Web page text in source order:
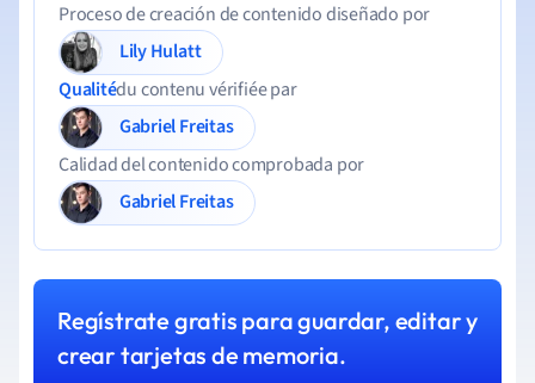
Proceso de creación de contenido diseñado por
Lily Hulatt
Qualitédu contenu vérifiée par
Gabriel Freitas
Calidad del contenido comprobada por
Gabriel Freitas
Regístrate gratis para guardar, editar y
crear tarjetas de memoria.